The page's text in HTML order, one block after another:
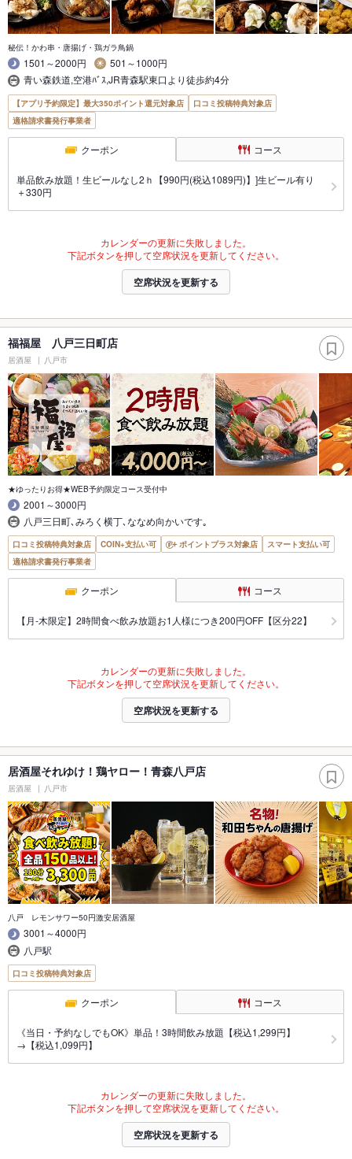
秘伝！かわ串・唐揚げ・鶏ガラ鳥鍋
1501～2000円
501～1000円
青い森鉄道,空港ﾊﾞｽ,JR青森駅東口より徒歩約4分
【アプリ予約限定】最大350ポイント還元対象店
口コミ投稿特典対象店
適格請求書発行事業者
クーポン コース
単品飲み放題！生ビールなし2ｈ【990円(税込1089円)】]生ビール有り
＋330円
カレンダーの更新に失敗しました。
下記ボタンを押して空席状況を更新してください。
空席状況を更新する
福福屋 八戸三日町店
居酒屋 八戸市
★ゆったりお得★WEB予約限定コース受付中
2001～3000円
八戸三日町､みろく横丁､ななめ向かいです｡
口コミ投稿特典対象店 COIN+支払い可 ポイントプラス対象店
スマート支払い可
適格請求書発行事業者
クーポン コース
【月‐木限定】2時間食べ飲み放題お1人様につき200円OFF【区分22】
カレンダーの更新に失敗しました。
下記ボタンを押して空席状況を更新してください。
空席状況を更新する
居酒屋それゆけ！鶏ヤロー！青森八戸店
居酒屋 八戸市
八戸 レモンサワー50円激安居酒屋
3001～4000円
八戸駅
口コミ投稿特典対象店
クーポン コース
《当日・予約なしでもOK》単品！3時間飲み放題【税込1,299円】
→【税込1,099円】
カレンダーの更新に失敗しました。
下記ボタンを押して空席状況を更新してください。
空席状況を更新する